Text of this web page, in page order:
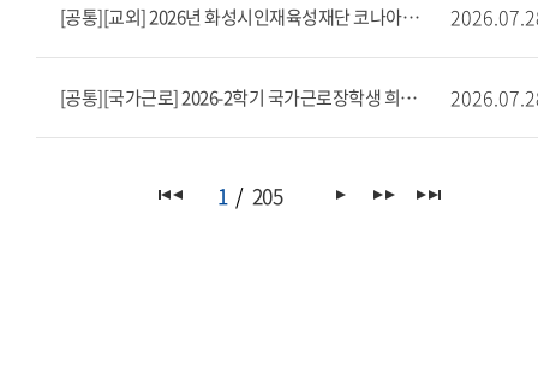
[공통][교외] 2026년 화성시인재육성재단 코나아이 소상공인 장학생 모집(~8/11)
[공통][국가근로] 2026-2학기 국가근로장학생 희망근로지 신청 안내
1 205